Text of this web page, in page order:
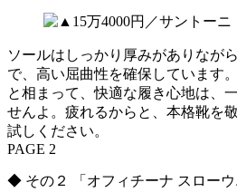
ソールはしっかり厚みがありなが
で、高い屈曲性を確保しています
と相まって、快適な履き心地は、
せんよ。疲れるからと、本格靴を
試しください。
PAGE 2
◆ その２ 「オフィチーナ スローウ